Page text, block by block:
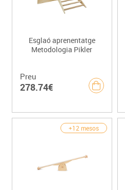
Esglaó aprenentatge
Metodologia Pikler
Preu
278.74€
+12 mesos